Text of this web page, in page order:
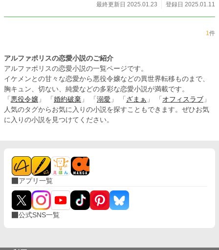
最終更新日 2025.01.23
登録日 2025.01.11
1件
アルファポリスの恋愛小説のご紹介
アルファポリスの恋愛小説の一覧ページです。
イケメンとの甘々な恋愛から悪役令嬢などの異世界転移ものまで、
胸キュン、切ない、純愛などの多彩な恋愛小説が満載です。
「 悪役令嬢 」 「 婚約破棄 」 「 溺愛 」 「 ざまぁ 」 「 オフィスラブ 」
人気のタグからお気に入りの小説を探すこともできます。ぜひお気
に入りの小説を見つけてください。
アプリ一覧
公式SNS一覧